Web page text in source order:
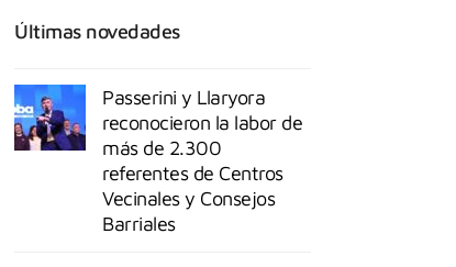
Últimas novedades
Passerini y Llaryora
reconocieron la labor de
más de 2.300
referentes de Centros
Vecinales y Consejos
Barriales